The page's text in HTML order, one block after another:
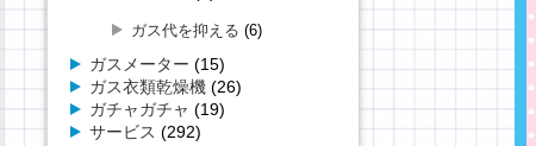
ガス代を抑える (6)
ガスメーター (15)
ガス衣類乾燥機 (26)
ガチャガチャ (19)
サービス (292)